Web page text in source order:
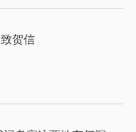
习近平向全球文明对话部长级会议致贺信